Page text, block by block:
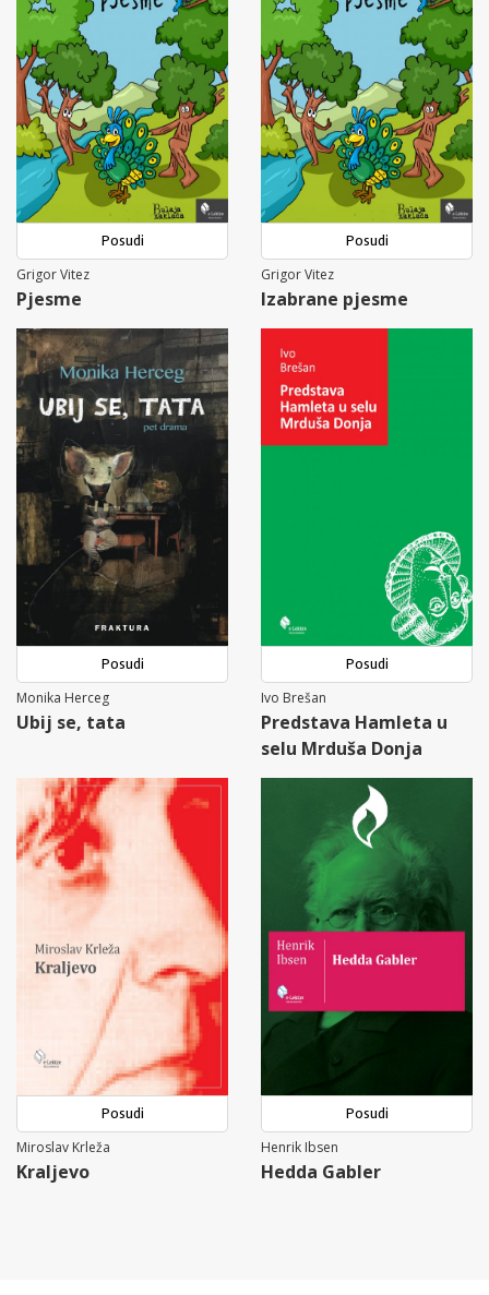
Posudi
Grigor Vitez
Pjesme
Posudi
Grigor Vitez
Izabrane pjesme
Posudi
Monika Herceg
Ubij se, tata
Posudi
Ivo Brešan
Predstava Hamleta u
selu Mrduša Donja
Posudi
Miroslav Krleža
Kraljevo
Posudi
Henrik Ibsen
Hedda Gabler